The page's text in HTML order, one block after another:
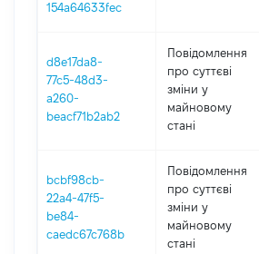
154a64633fec
d8e17da8-
77c5-48d3-
a260-
beacf71b2ab2
Повідомлення
про суттєві
зміни y
майновому
стані
bcbf98cb-
22a4-47f5-
be84-
caedc67c768b
Повідомлення
про суттєві
зміни y
майновому
стані